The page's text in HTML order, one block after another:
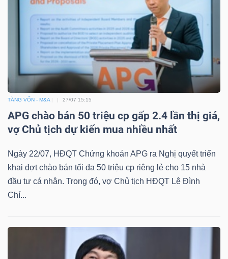
TĂNG VỐN - M&A 27/07 15:15
APG chào bán 50 triệu cp gấp 2.4 lần thị giá,
vợ Chủ tịch dự kiến mua nhiều nhất
Ngày 22/07, HĐQT Chứng khoán APG ra Nghị quyết triển
khai đợt chào bán tối đa 50 triệu cp riêng lẻ cho 15 nhà
đầu tư cá nhân. Trong đó, vợ Chủ tịch HĐQT Lê Đình
Chí...
phân
tích
ngữ
(-)